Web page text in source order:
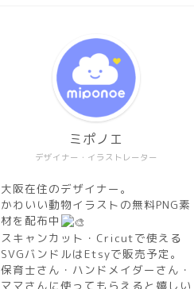
デザイナー・イラストレーター
ミポノエ
大阪在住のデザイナー。
かわいい動物イラストの無料PNG素
材を配布中
スキャンカット・Cricutで使える
SVGバンドルはEtsyで販売予定。
保育士さん・ハンドメイダーさん・
ママさんに使ってもらえると嬉しい